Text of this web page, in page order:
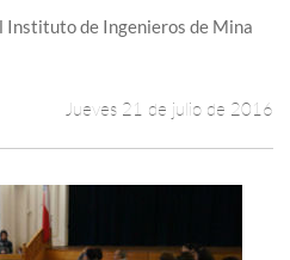
Instituto de Ingenieros de Mina
Jueves 21 de julio de 2016